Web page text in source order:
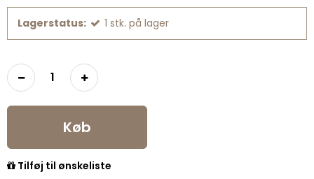
Lagerstatus: 1 stk. på lager
Køb
Tilføj til ønskeliste